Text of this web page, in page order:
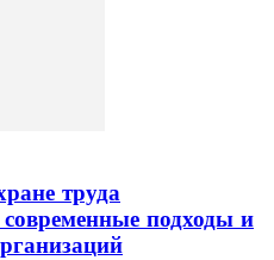
труда
подходы и